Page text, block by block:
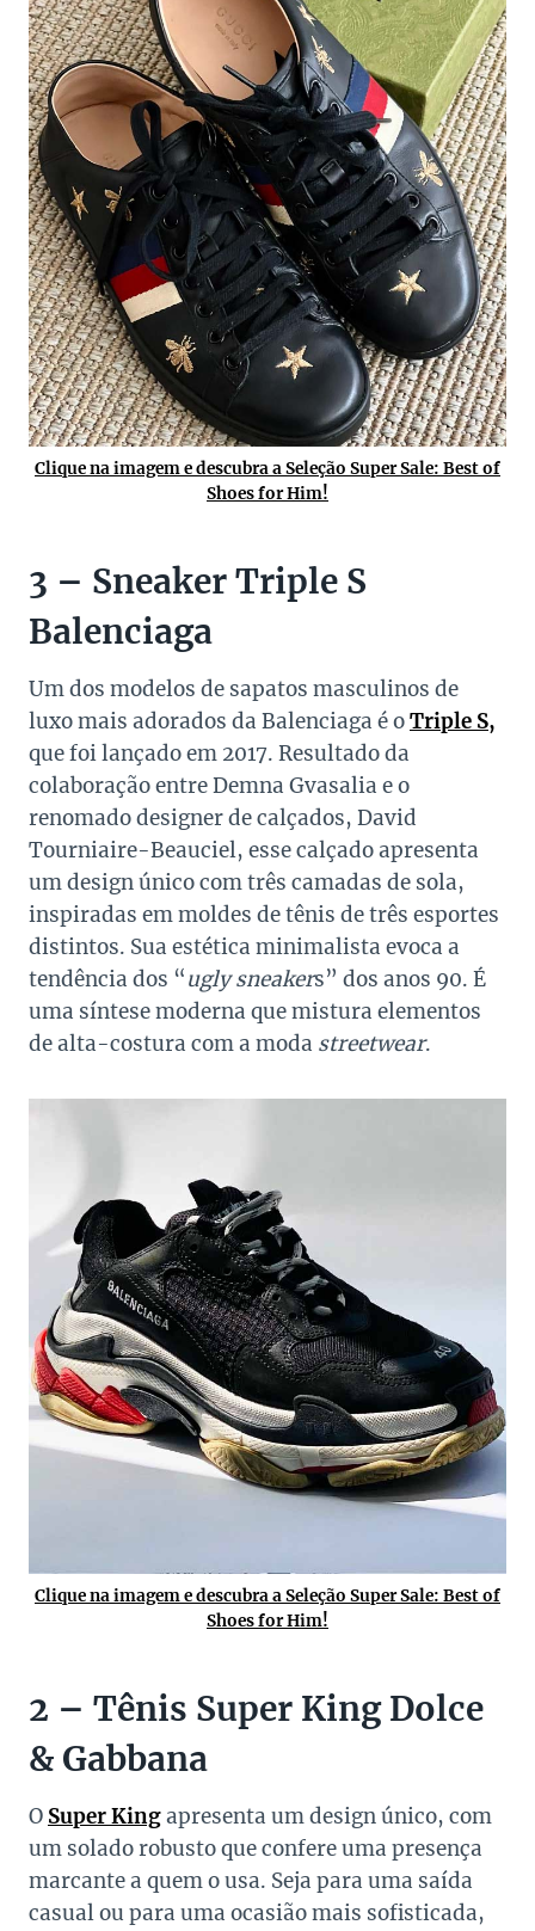
Clique na imagem e descubra a Seleção Super Sale: Best of
Shoes for Him!
3 – Sneaker Triple S
Balenciaga
Um dos modelos de sapatos masculinos de
luxo mais adorados da Balenciaga é oTriple S,
que foi lançado em 2017. Resultado da
colaboração entre Demna Gvasalia e o
renomado designer de calçados, David
Tourniaire-Beauciel, esse calçado apresenta
um design único com três camadas de sola,
inspiradas em moldes de tênis de três esportes
distintos. Sua estética minimalista evoca a
tendência dos “ugly sneakers” dos anos 90. É
uma síntese moderna que mistura elementos
de alta-costura com a moda streetwear.
Clique na imagem e descubra a Seleção Super Sale: Best of
Shoes for Him!
2 – Tênis Super King Dolce
& Gabbana
O Super Kingapresenta um design único, com
um solado robusto que confere uma presença
marcante a quem o usa. Seja para uma saída
casual ou para uma ocasião mais sofisticada,